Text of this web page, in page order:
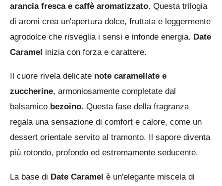
arancia fresca e caffè aromatizzato. Questa trilogia
di aromi crea un'apertura dolce, fruttata e leggermente
agrodolce che risveglia i sensi e infonde energia. Date
Caramel inizia con forza e carattere.
Il cuore rivela delicate note caramellate e
zuccherine, armoniosamente completate dal
balsamico bezoino. Questa fase della fragranza
regala una sensazione di comfort e calore, come un
dessert orientale servito al tramonto. Il sapore diventa
più rotondo, profondo ed estremamente seducente.
La base di Date Caramel è un'elegante miscela di